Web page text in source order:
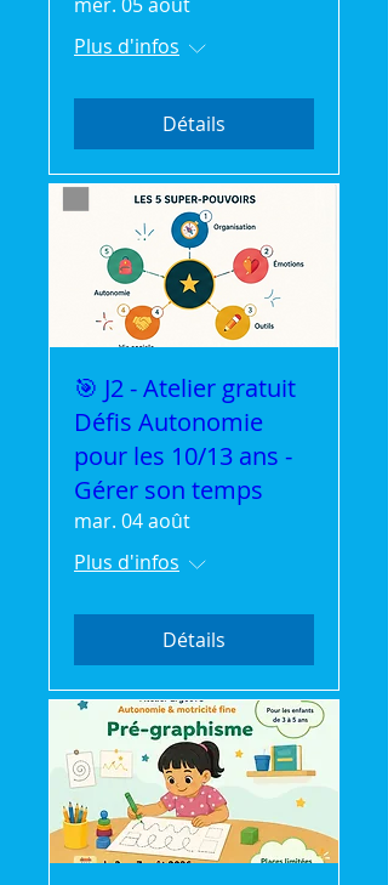
Plus d'infos
Détails
🎯 J2 - Atelier gratuit
Défis Autonomie
pour les 10/13 ans -
Gérer son temps
mar. 04 août
Plus d'infos
Détails